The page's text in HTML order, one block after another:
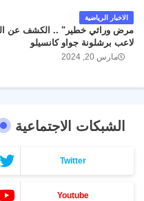
الاخبار الرياضية
مرض وراثي خطير" .. الكشف عن
لاعب برشلونة جواو كانسيلو
مارس 20, 2024
الشبكات الاجتماعية
Twitter
Youtube